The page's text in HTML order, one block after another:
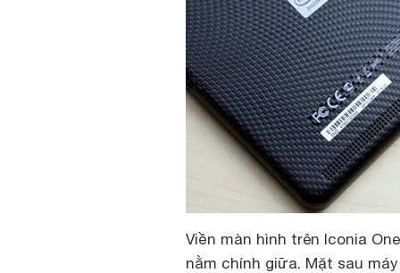
Viền màn hình trên Iconia
nằm chính giữa. Mặt sau